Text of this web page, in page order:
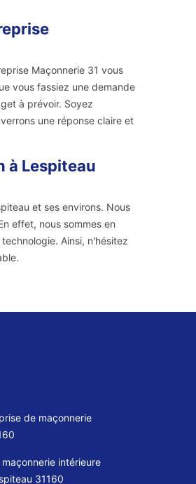
Maçonnerie 31 vous
vous fassiez une demande
à prévoir. Soyez
une réponse claire et
à Lespiteau
et ses environs. Nous
effet, nous sommes en
Ainsi, n'hésitez
de maçonnerie
intérieure
31160